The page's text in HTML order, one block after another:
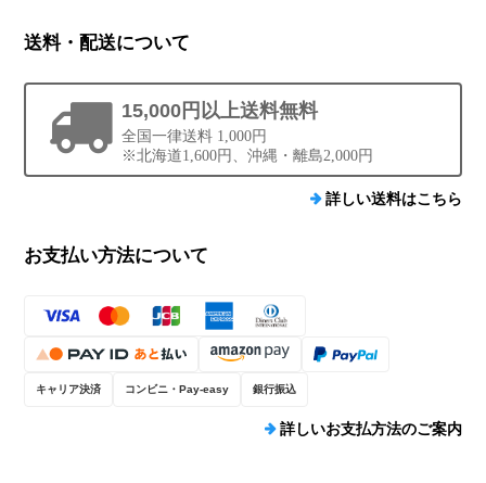
送料・配送について
15,000円以上送料無料
全国一律送料 1,000円
※北海道1,600円、沖縄・離島2,000円
詳しい送料はこちら
お支払い方法について
キャリア決済 コンビニ・Pay-easy 銀行振込
詳しいお支払方法のご案内